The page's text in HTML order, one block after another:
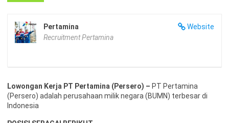
Website
Pertamina
Recruitment Pertamina
Lowongan Kerja PT Pertamina (Persero) – PT Pertamina
(Persero) adalah perusahaan milik negara (BUMN) terbesar di
Indonesia